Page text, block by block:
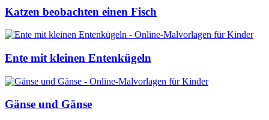
Früchte und Gemüse
Haus und Wohnen
Mandalas
Märchen und Feen
Katzen beobachten einen Fisch
Ente mit kleinen Entenkügeln
Gänse und Gänse